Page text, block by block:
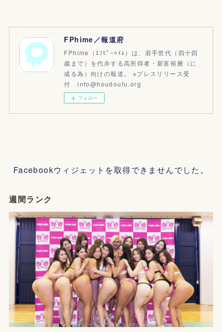
FPhime／報道府
FPhime（ｴﾌﾋﾟｰﾊｲﾑ）は、若手世代（四十四
歳まで）を代弁する高所得者・新富裕層（に
成る為）向けの報道。 ※プレスリリース受
付 info@houdoufu.org
フォロー
Facebookウィジェットを取得できませんでした。
週間ランク